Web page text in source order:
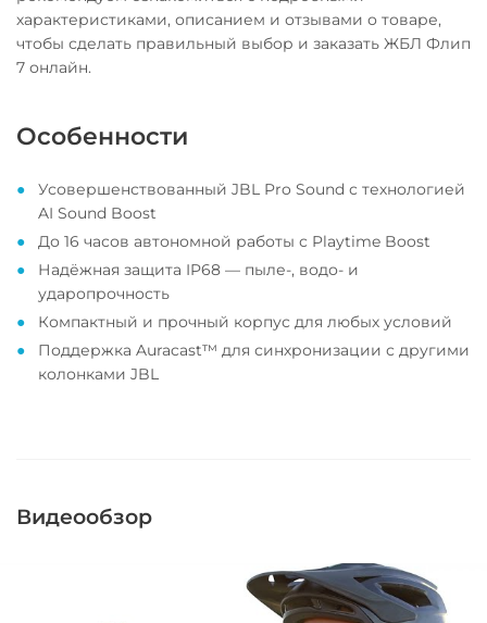
характеристиками, описанием и отзывами о товаре,
чтобы сделать правильный выбор и заказать ЖБЛ Флип
7 онлайн.
Особенности
Усовершенствованный JBL Pro Sound с технологией
AI Sound Boost
До 16 часов автономной работы с Playtime Boost
Надёжная защита IP68 — пыле-, водо- и
ударопрочность
Компактный и прочный корпус для любых условий
Поддержка Auracast™ для синхронизации с другими
колонками JBL
Видеообзор